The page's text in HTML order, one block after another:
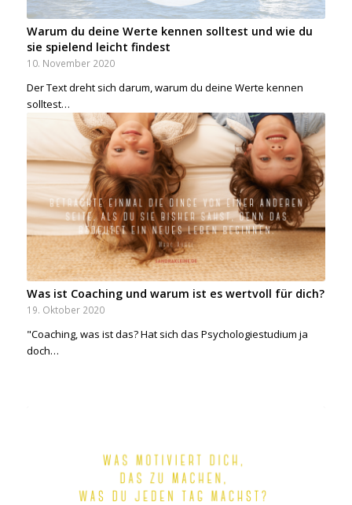
Warum du deine Werte kennen solltest und wie du
sie spielend leicht findest
10. November 2020
Der Text dreht sich darum, warum du deine Werte kennen
solltest…
Was ist Coaching und warum ist es wertvoll für dich?
19. Oktober 2020
"Coaching, was ist das? Hat sich das Psychologiestudium ja
doch…